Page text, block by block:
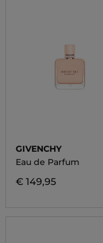
GIVENCHY
Eau de Parfum
€ 149,95